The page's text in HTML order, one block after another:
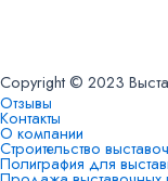
Copyright © 2023
Отзывы
Контакты
О компании
Строительство
Полиграфия для